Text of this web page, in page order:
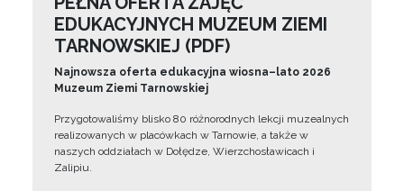
EDUKACYJNYCH MUZEUM ZIEMI
TARNOWSKIEJ (PDF)
Najnowsza oferta edukacyjna wiosna–lato 2026
Muzeum Ziemi Tarnowskiej
Przygotowaliśmy blisko 80 różnorodnych lekcji muzealnych
realizowanych w placówkach w Tarnowie, a także w
naszych oddziałach w Dołędze, Wierzchosławicach i
Zalipiu.